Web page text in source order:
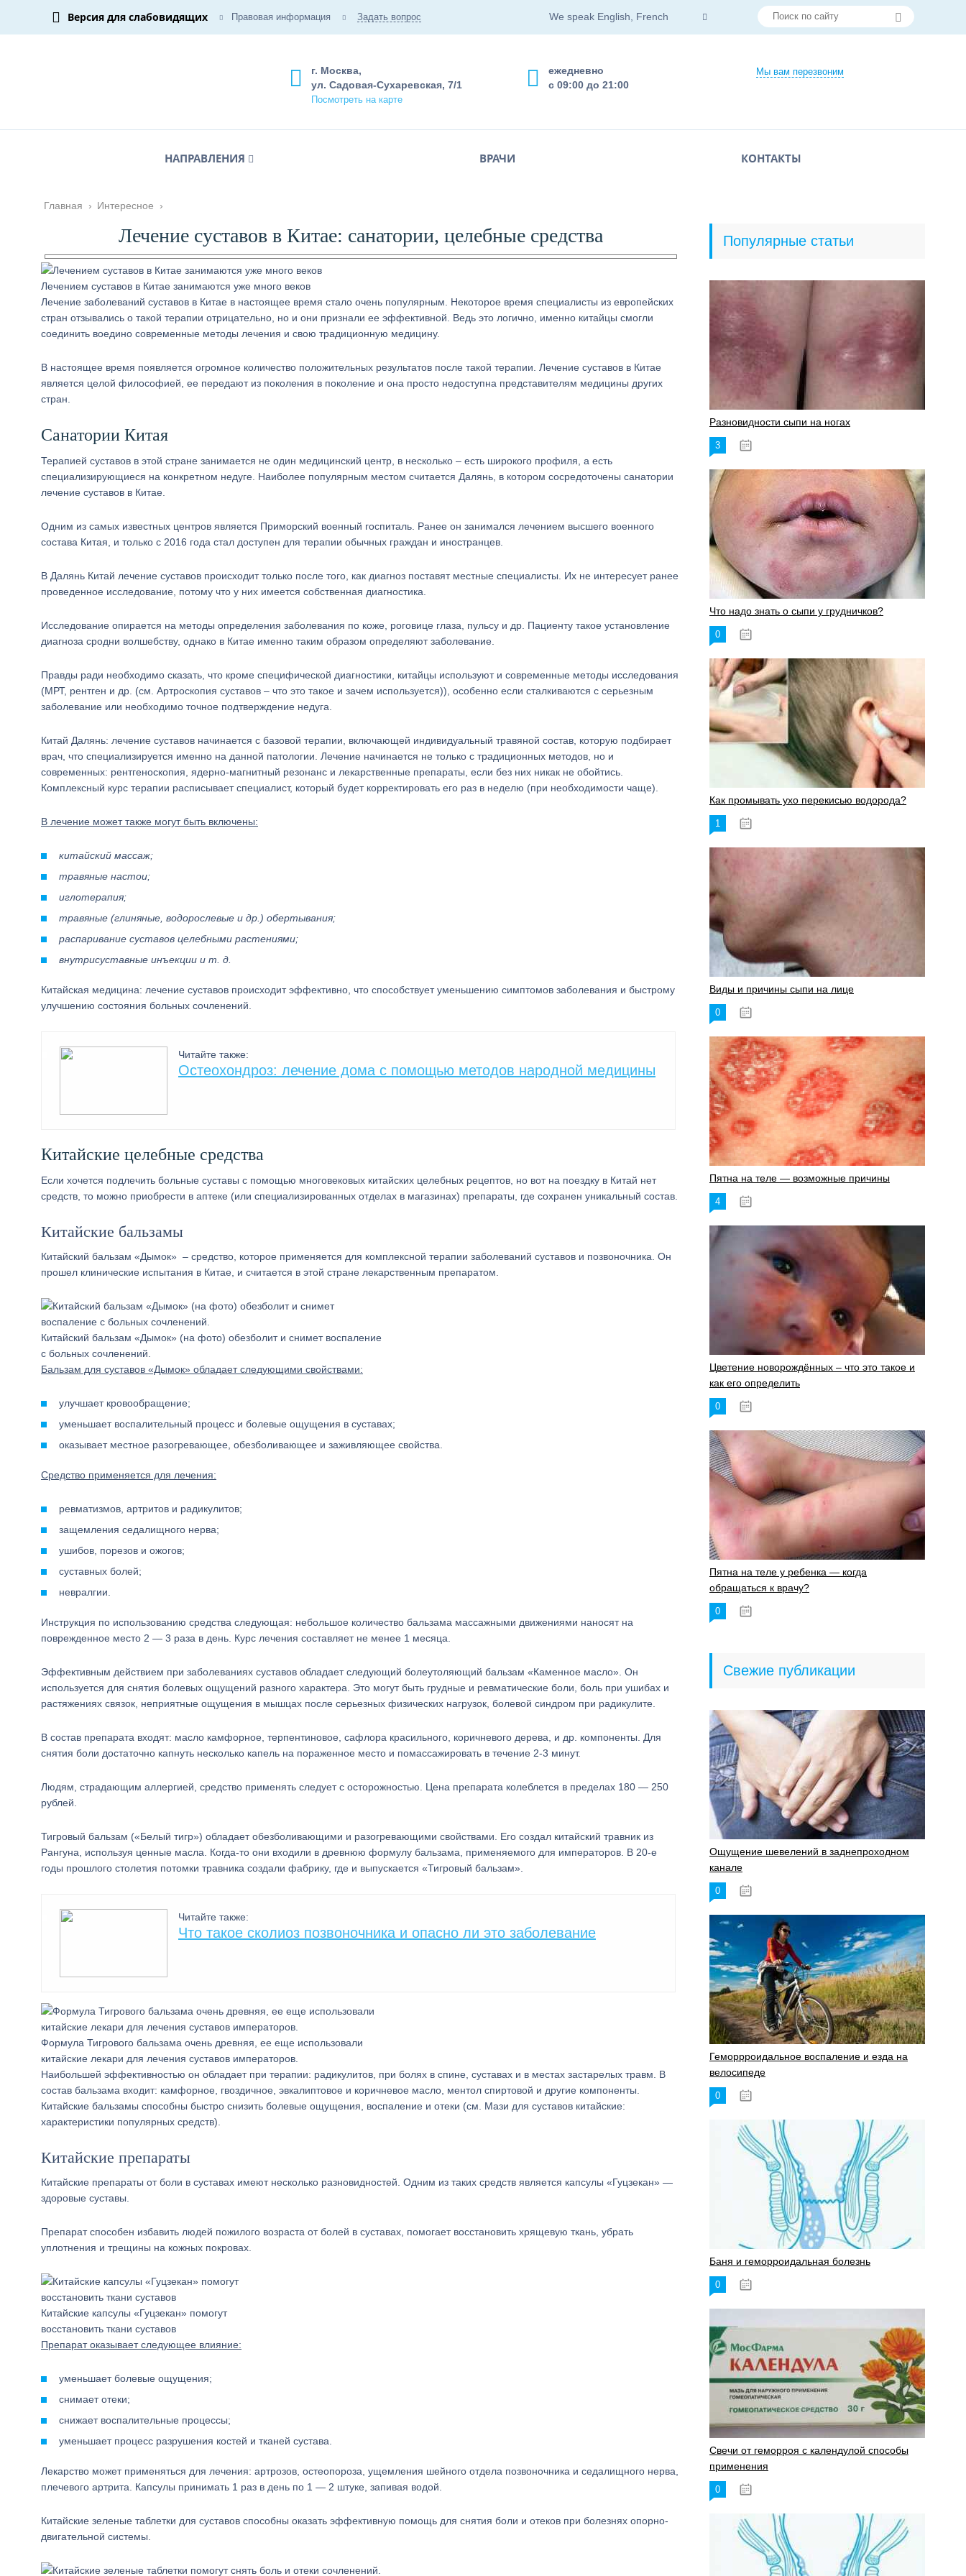
Версия для слабовидящих Правовая информация Задать вопрос We speak English, French
Мы вам перезвоним
ежедневно
с 09:00 до 21:00
г. Москва,
ул. Садовая-Сухаревская, 7/1
Посмотреть на карте
НАПРАВЛЕНИЯ ВРАЧИ КОНТАКТЫ
Главная › Интересное ›
Лечение суставов в Китае: санатории, целебные средства
Лечением суставов в Китае занимаются уже много веков
Лечение заболеваний суставов в Китае в настоящее время стало очень популярным. Некоторое время специалисты из европейских
стран отзывались о такой терапии отрицательно, но и они признали ее эффективной. Ведь это логично, именно китайцы смогли
соединить воедино современные методы лечения и свою традиционную медицину.
В настоящее время появляется огромное количество положительных результатов после такой терапии. Лечение суставов в Китае
является целой философией, ее передают из поколения в поколение и она просто недоступна представителям медицины других
стран.
Санатории Китая
Терапией суставов в этой стране занимается не один медицинский центр, в несколько – есть широкого профиля, а есть
специализирующиеся на конкретном недуге. Наиболее популярным местом считается Далянь, в котором сосредоточены санатории
лечение суставов в Китае.
Одним из самых известных центров является Приморский военный госпиталь. Ранее он занимался лечением высшего военного
состава Китая, и только с 2016 года стал доступен для терапии обычных граждан и иностранцев.
В Далянь Китай лечение суставов происходит только после того, как диагноз поставят местные специалисты. Их не интересует ранее
проведенное исследование, потому что у них имеется собственная диагностика.
Исследование опирается на методы определения заболевания по коже, роговице глаза, пульсу и др. Пациенту такое установление
диагноза сродни волшебству, однако в Китае именно таким образом определяют заболевание.
Правды ради необходимо сказать, что кроме специфической диагностики, китайцы используют и современные методы исследования
(МРТ, рентген и др. (см. Артроскопия суставов – что это такое и зачем используется)), особенно если сталкиваются с серьезным
заболевание или необходимо точное подтверждение недуга.
Китай Далянь: лечение суставов начинается с базовой терапии, включающей индивидуальный травяной состав, которую подбирает
врач, что специализируется именно на данной патологии. Лечение начинается не только с традиционных методов, но и
современных: рентгеноскопия, ядерно-магнитный резонанс и лекарственные препараты, если без них никак не обойтись.
Комплексный курс терапии расписывает специалист, который будет корректировать его раз в неделю (при необходимости чаще).
В лечение может также могут быть включены:
китайский массаж;
травяные настои;
иглотерапия;
травяные (глиняные, водорослевые и др.) обертывания;
распаривание суставов целебными растениями;
внутрисуставные инъекции и т. д.
Китайская медицина: лечение суставов происходит эффективно, что способствует уменьшению симптомов заболевания и быстрому
улучшению состояния больных сочленений.
Читайте также:
Остеохондроз: лечение дома с помощью методов народной медицины
Китайские целебные средства
Если хочется подлечить больные суставы с помощью многовековых китайских целебных рецептов, но вот на поездку в Китай нет
средств, то можно приобрести в аптеке (или специализированных отделах в магазинах) препараты, где сохранен уникальный состав.
Китайские бальзамы
Китайский бальзам «Дымок» – средство, которое применяется для комплексной терапии заболеваний суставов и позвоночника. Он
прошел клинические испытания в Китае, и считается в этой стране лекарственным препаратом.
Китайский бальзам «Дымок» (на фото) обезболит и снимет воспаление
с больных сочленений.
Бальзам для суставов «Дымок» обладает следующими свойствами:
улучшает кровообращение;
уменьшает воспалительный процесс и болевые ощущения в суставах;
оказывает местное разогревающее, обезболивающее и заживляющее свойства.
Средство применяется для лечения:
ревматизмов, артритов и радикулитов;
защемления седалищного нерва;
ушибов, порезов и ожогов;
суставных болей;
невралгии.
Инструкция по использованию средства следующая: небольшое количество бальзама массажными движениями наносят на
поврежденное место 2 — 3 раза в день. Курс лечения составляет не менее 1 месяца.
Эффективным действием при заболеваниях суставов обладает следующий болеутоляющий бальзам «Каменное масло». Он
используется для снятия болевых ощущений разного характера. Это могут быть грудные и ревматические боли, боль при ушибах и
растяжениях связок, неприятные ощущения в мышцах после серьезных физических нагрузок, болевой синдром при радикулите.
В состав препарата входят: масло камфорное, терпентиновое, сафлора красильного, коричневого дерева, и др. компоненты. Для
снятия боли достаточно капнуть несколько капель на пораженное место и помассажировать в течение 2-3 минут.
Людям, страдающим аллергией, средство применять следует с осторожностью. Цена препарата колеблется в пределах 180 — 250
рублей.
Тигровый бальзам («Белый тигр») обладает обезболивающими и разогревающими свойствами. Его создал китайский травник из
Рангуна, используя ценные масла. Когда-то они входили в древнюю формулу бальзама, применяемого для императоров. В 20-е
годы прошлого столетия потомки травника создали фабрику, где и выпускается «Тигровый бальзам».
Читайте также:
Что такое сколиоз позвоночника и опасно ли это заболевание
Формула Тигрового бальзама очень древняя, ее еще использовали
китайские лекари для лечения суставов императоров.
Наибольшей эффективностью он обладает при терапии: радикулитов, при болях в спине, суставах и в местах застарелых травм. В
состав бальзама входит: камфорное, гвоздичное, эвкалиптовое и коричневое масло, ментол спиртовой и другие компоненты.
Китайские бальзамы способны быстро снизить болевые ощущения, воспаление и отеки (см. Мази для суставов китайские:
характеристики популярных средств).
Китайские препараты
Китайские препараты от боли в суставах имеют несколько разновидностей. Одним из таких средств является капсулы «Гуцзекан» —
здоровые суставы.
Препарат способен избавить людей пожилого возраста от болей в суставах, помогает восстановить хрящевую ткань, убрать
уплотнения и трещины на кожных покровах.
Китайские капсулы «Гуцзекан» помогут
восстановить ткани суставов
Препарат оказывает следующее влияние:
уменьшает болевые ощущения;
снимает отеки;
снижает воспалительные процессы;
уменьшает процесс разрушения костей и тканей сустава.
Лекарство может применяться для лечения: артрозов, остеопороза, ущемления шейного отдела позвоночника и седалищного нерва,
плечевого артрита. Капсулы принимать 1 раз в день по 1 — 2 штуке, запивая водой.
Китайские зеленые таблетки для суставов способны оказать эффективную помощь для снятия боли и отеков при болезнях опорно-
двигательной системы.
Популярные статьи
Разновидности сыпи на ногах
3
Что надо знать о сыпи у грудничков?
0
Как промывать ухо перекисью водорода?
1
Виды и причины сыпи на лице
0
Пятна на теле — возможные причины
4
Цветение новорождённых – что это такое и
как его определить
0
Пятна на теле у ребенка — когда
обращаться к врачу?
0
Свежие публикации
Ощущение шевелений в заднепроходном
канале
0
Геморрроидальное воспаление и езда на
велосипеде
0
Баня и геморроидальная болезнь
0
Свечи от геморроя с календулой способы
применения
0